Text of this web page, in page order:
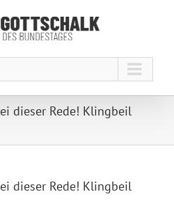
dieser Rede! Klingbeil
dieser Rede! Klingbeil